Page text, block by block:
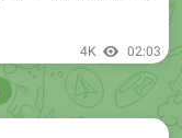
4K 02:03